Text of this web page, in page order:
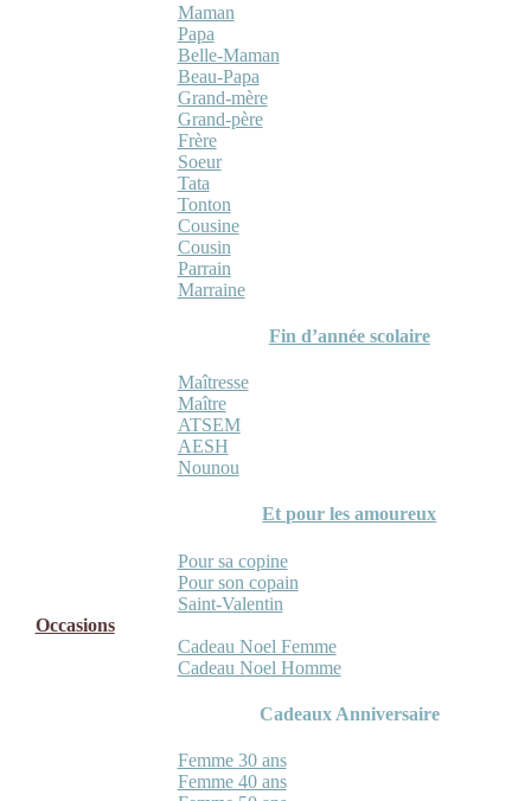
Maman
Papa
Belle-Maman
Beau-Papa
Grand-mère
Grand-père
Frère
Soeur
Tata
Tonton
Cousine
Cousin
Parrain
Marraine
Fin d’année scolaire
Maîtresse
Maître
ATSEM
AESH
Nounou
Et pour les amoureux
Pour sa copine
Pour son copain
Saint-Valentin
Occasions
Cadeau Noel Femme
Cadeau Noel Homme
Cadeaux Anniversaire
Femme 30 ans
Femme 40 ans